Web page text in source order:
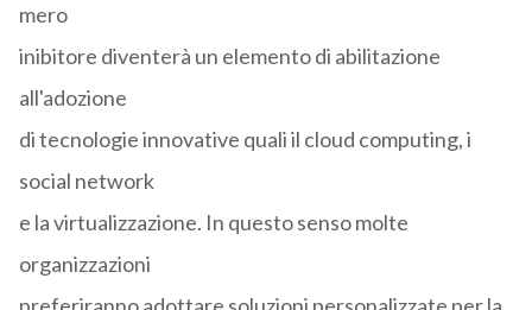
mero
inibitore diventerà un elemento di abilitazione
all'adozione
di tecnologie innovative quali il cloud computing, i
social network
e la virtualizzazione. In questo senso molte
organizzazioni